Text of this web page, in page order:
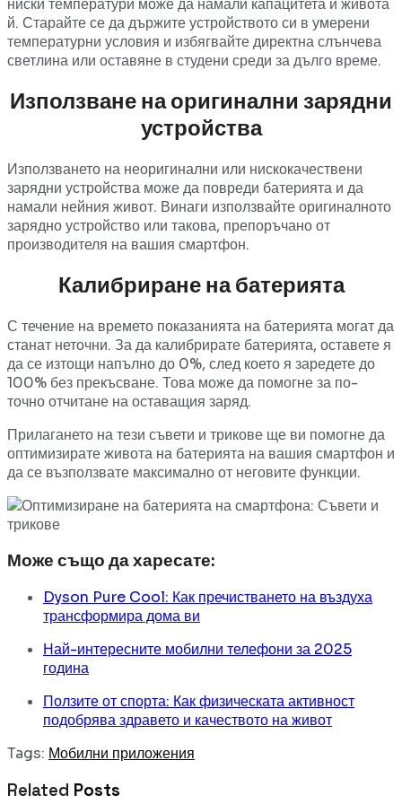
ниски температури може да намали капацитета и живота
й. Старайте се да държите устройството си в умерени
температурни условия и избягвайте директна слънчева
светлина или оставяне в студени среди за дълго време.
Използване на оригинални зарядни
устройства
Използването на неоригинални или нискокачествени
зарядни устройства може да повреди батерията и да
намали нейния живот. Винаги използвайте оригиналното
зарядно устройство или такова, препоръчано от
производителя на вашия смартфон.
Калибриране на батерията
С течение на времето показанията на батерията могат да
станат неточни. За да калибрирате батерията, оставете я
да се изтощи напълно до 0%, след което я заредете до
100% без прекъсване. Това може да помогне за по-
точно отчитане на оставащия заряд.
Прилагането на тези съвети и трикове ще ви помогне да
оптимизирате живота на батерията на вашия смартфон и
да се възползвате максимално от неговите функции.
Може също да харесате:
Dyson Pure Cool: Как пречистването на въздуха
трансформира дома ви
Най-интересните мобилни телефони за 2025
година
Ползите от спорта: Как физическата активност
подобрява здравето и качеството на живот
Tags: Мобилни приложения
Related Posts